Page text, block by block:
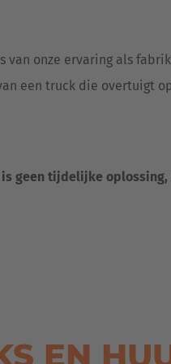
van onze ervaring als
een truck die overtuigt
is geen tijdelijke
EN